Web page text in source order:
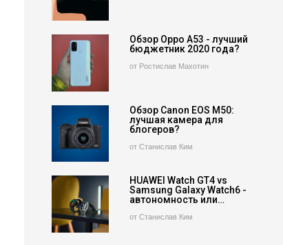
Обзор Oppo A53 - лучший
бюджетник 2020 года?
от Ростислав Махотин
Обзор Canon EOS M50:
лучшая камера для
блогеров?
от Станислав Ким
HUAWEI Watch GT4 vs
Samsung Galaxy Watch6 -
автономность или…
от Станислав Ким